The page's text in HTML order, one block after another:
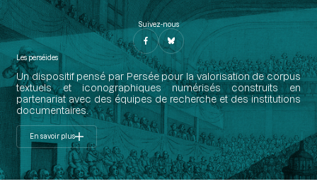
Suivez-nous
Les perséides
Un dispositif pensé par Persée pour la valorisation de corpus
textuels et iconographiques numérisés construits en
partenariat avec des équipes de recherche et des institutions
documentaires.
En savoir plus